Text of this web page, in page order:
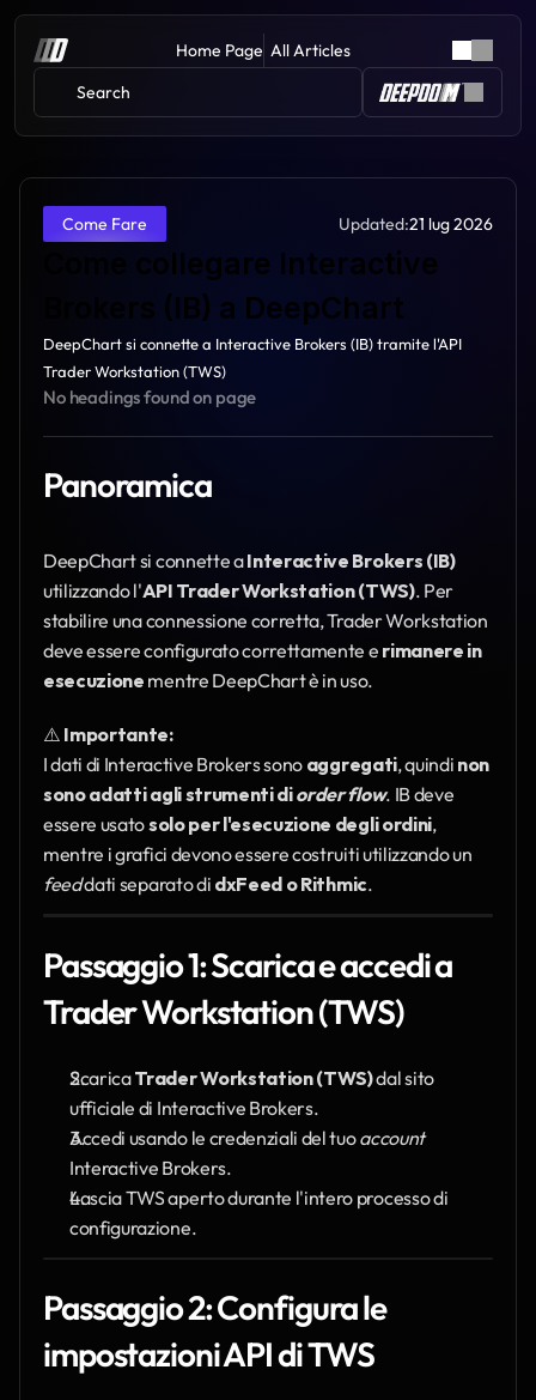
Home Page All Articles
Search
Come Fare Updated:21 lug 2026
Come collegare Interactive
Brokers (IB) a DeepChart
DeepChart si connette a Interactive Brokers (IB) tramite l'API
Trader Workstation (TWS)
No headings found on page
Panoramica
DeepChart si connette a Interactive Brokers (IB)
utilizzando l'API Trader Workstation (TWS). Per
stabilire una connessione corretta, Trader Workstation
deve essere configurato correttamente e rimanere in
esecuzione mentre DeepChart è in uso.
⚠️ Importante:
I dati di Interactive Brokers sono aggregati, quindi non
sono adatti agli strumenti di order flow. IB deve
essere usato solo per l'esecuzione degli ordini,
feed dati separato di dxFeed o Rithmic.
Passaggio 1: Scarica e accedi a
Trader Workstation (TWS)
Scarica Trader Workstation (TWS) dal sito
ufficiale di Interactive Brokers.
Accedi usando le credenziali del tuo account
Interactive Brokers.
Lascia TWS aperto durante l'intero processo di
configurazione.
Passaggio 2: Configura le
impostazioni API di TWS